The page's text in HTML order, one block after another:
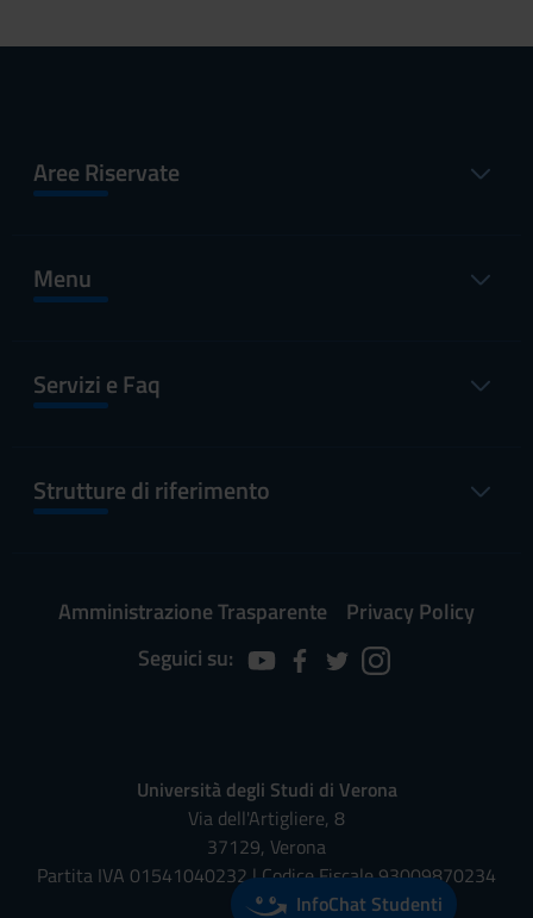
Aree Riservate
Menu
Servizi e Faq
Strutture di riferimento
Amministrazione Trasparente
Privacy Policy
Seguici su:
Università degli Studi di Verona
Via dell'Artigliere, 8
37129, Verona
Partita IVA 01541040232 | Codice Fiscale 93009870234
InfoChat Studenti